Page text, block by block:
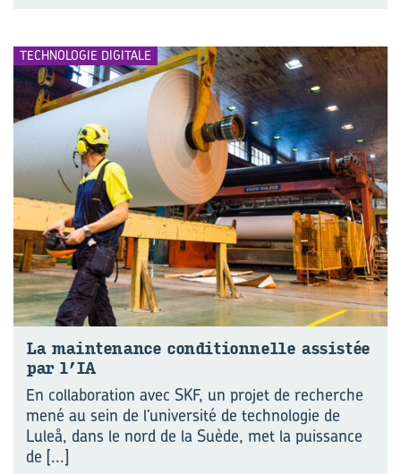
TECHNOLOGIE DIGITALE
La main­te­nance condi­tion­nelle as­sis­tée
par l’IA
En collaboration avec SKF, un projet de recherche
mené au sein de l’université de technologie de
Luleå, dans le nord de la Suède, met la puissance
de [...]